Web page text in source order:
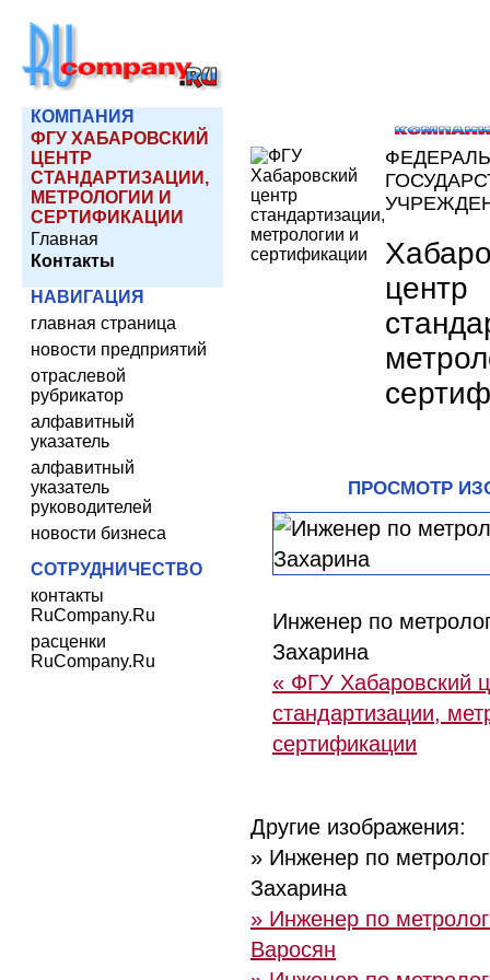
КОМПАНИЯ
ФГУ ХАБАРОВСКИЙ
ЦЕНТР
СТАНДАРТИЗАЦИИ,
МЕТРОЛОГИИ И
СЕРТИФИКАЦИИ
Главная
Контакты
НАВИГАЦИЯ
главная страница
новости предприятий
отраслевой
рубрикатор
алфавитный
указатель
алфавитный
указатель
руководителей
новости бизнеса
СОТРУДНИЧЕСТВО
контакты
RuCompany.Ru
расценки
RuCompany.Ru
центр
ПРОСМОТР
Инженер по
Захарина
« ФГУ Хабаровский
стандартизации,
сертификации
Другие изображения:
» Инженер по
Захарина
» Инженер по
Варосян